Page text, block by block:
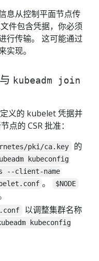
息从控制平面节点传
件包含凭据，你必须
行传输。 这可能通过
实现。
kubeadm join
义的 kubelet 凭据并
点的 CSR 批准：
pki/ca.key
的
kubeconfig
--client-name
。 $NODE
以调整集群名称
kubeconfig